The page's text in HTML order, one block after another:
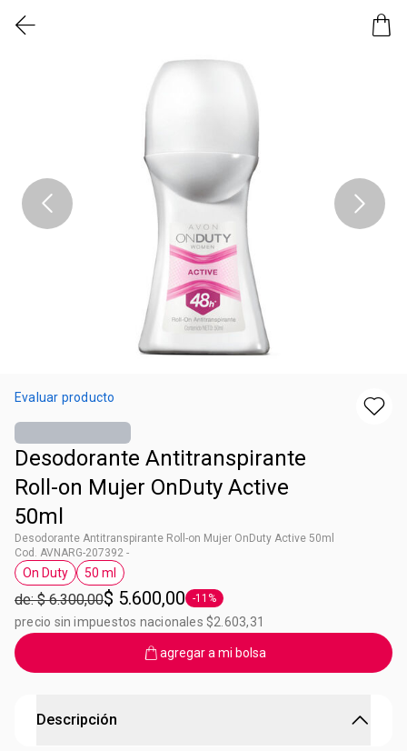
Evaluar producto
Desodorante Antitranspirante
Roll-on Mujer OnDuty Active
50ml
Desodorante Antitranspirante Roll-on Mujer OnDuty Active 50ml
Cod. AVNARG-207392 -
Etiqueta On Duty
On Duty
Etiqueta 50 ml
50 ml
de: $ 6.300,00$ 5.600,00 Etiqueta -11%
-11%
precio sin impuestos nacionales $2.603,31
agregar a mi bolsa
Descripción